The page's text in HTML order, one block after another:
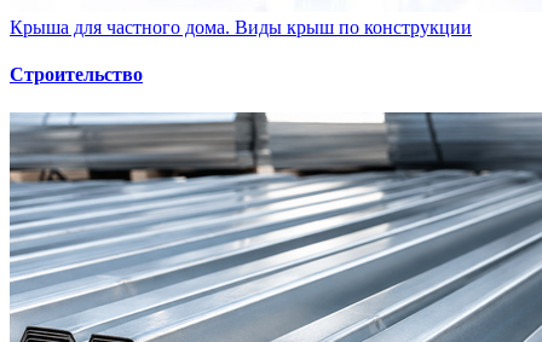
Крыша для частного дома. Виды крыш по конструкции
Строительство